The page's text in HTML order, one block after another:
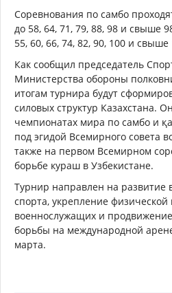
Соревнования по самбо
до 58, 64, 71, 79, 88, 98 и свыше
55, 60, 66, 74, 82, 90, 100 и свыше
Как сообщил председатель
Министерства обороны
итогам турнира будут
силовых структур Казахстана.
чемпионатах мира по самбо и
под эгидой Всемирного совета
также на первом Всемирном
борьбе кураш в Узбекистане.
Турнир направлен на развитие
спорта, укрепление физической
военнослужащих и
борьбы на международной
марта.